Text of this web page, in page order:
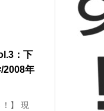
：下
2008年
！】 現